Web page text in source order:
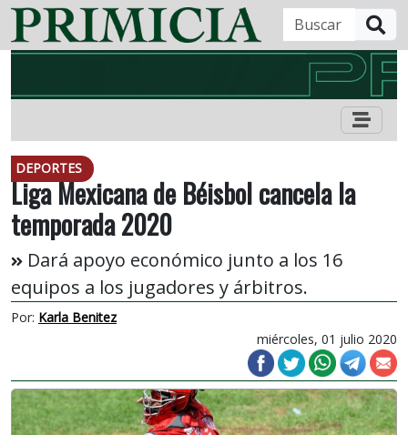
DEPORTES
Liga Mexicana de Béisbol cancela la
temporada 2020
Dará apoyo económico junto a los 16
equipos a los jugadores y árbitros.
Por: Karla Benitez
miércoles, 01 julio 2020